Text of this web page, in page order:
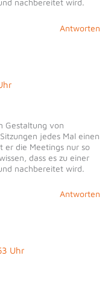
nachbereitet wird.
Antworten
Gestaltung von
jedes Mal einen
er die Meetings nur so
dass es zu einer
nachbereitet wird.
Antworten
Uhr